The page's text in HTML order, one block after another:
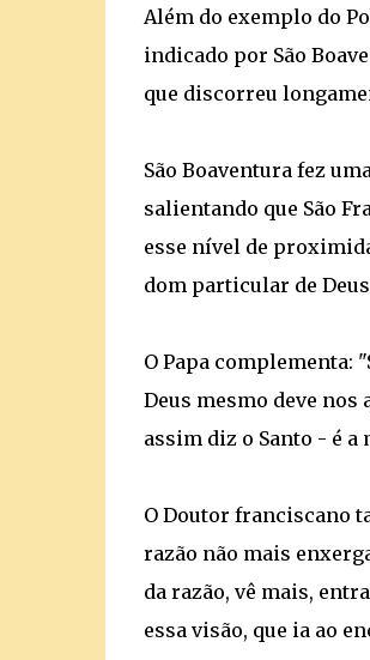
Além do exemplo do
indicado por São
que discorreu
São Boaventura fez
salientando que São
esse nível de
dom particular de
O Papa complementa:
Deus mesmo deve nos
assim diz o Santo - é a
O Doutor franciscano
razão não mais
da razão, vê mais,
essa visão, que ia ao